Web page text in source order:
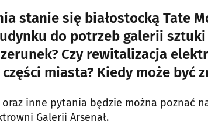
stanie się białostocką Tate
do potrzeb galerii
Czy rewitalizacja
miasta? Kiedy może być
inne pytania będzie można poznać
Galerii Arsenał.